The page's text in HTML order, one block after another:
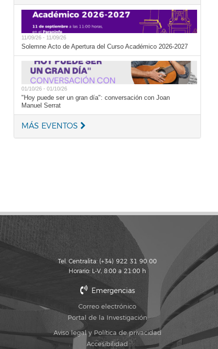
11/09/26 - 11/09/26
Solemne Acto de Apertura del Curso Académico 2026-2027
01/10/26 - 01/10/26
"Hoy puede ser un gran día": conversación con Joan
Manuel Serrat
MÁS EVENTOS
Tel. Centralita: (+34) 922 31 90 00
Horario: L-V, 8:00 a 21:00 h
Emergencias
Correo electrónico
Portal de la Investigación
Aviso legal y Política de privacidad
Accesibilidad